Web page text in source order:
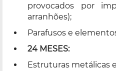
provocados por
arranhões);
Parafusos e
24 MESES:
Estruturas metálicas